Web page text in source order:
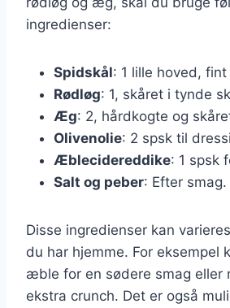
ingredienser:
Spidskål: 1 lille hoved,
Rødløg: 1, skåret i tynde
Æg: 2, hårdkogte og
Olivenolie: 2 spsk til
Æblecidereddike: 1 spsk
Salt og peber: Efter smag.
Disse ingredienser kan
du har hjemme. For eksempel
æble for en sødere smag eller
ekstra crunch. Det er også